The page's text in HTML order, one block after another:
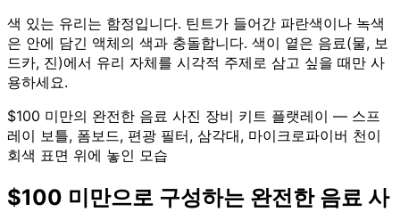
색 있는 유리는 함정입니다. 틴트가 들어간 파란색이나 녹색
은 안에 담긴 액체의 색과 충돌합니다. 색이 옅은 음료(물, 보
드카, 진)에서 유리 자체를 시각적 주제로 삼고 싶을 때만 사
용하세요.
$100 미만의 완전한 음료 사진 장비 키트 플랫레이 — 스프
레이 보틀, 폼보드, 편광 필터, 삼각대, 마이크로파이버 천이
회색 표면 위에 놓인 모습
$100 미만으로 구성하는 완전한 음료 사